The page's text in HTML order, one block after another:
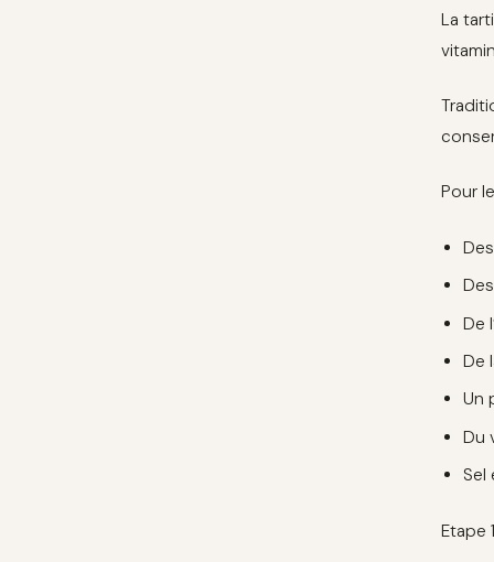
La
Pour
De
De
Un
Du
Sel
Etape